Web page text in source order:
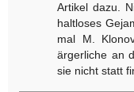
Artikel dazu.
haltloses
mal M.
ärgerliche an
sie nicht statt